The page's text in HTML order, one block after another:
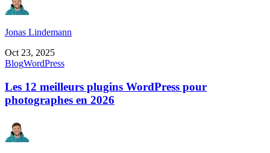
Jonas Lindemann
Oct 23, 2025
BlogWordPress
Les 12 meilleurs plugins WordPress pour
photographes en 2026